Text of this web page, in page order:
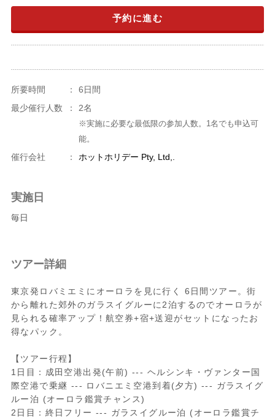
予約に進む
所要時間 ：
6日間
最少催行人数
： 2名
※実施に必要な最低限の参加人数。1名でも申込可
能。
催行会社 ： ホットホリデー Pty, Ltd,.
実施日
毎日
ツアー詳細
東京発ロバミエミにオーロラを見に行く 6日間ツアー。街
から離れた郊外のガラスイグルーに2泊するのでオーロラが
見られる確率アップ！航空券+宿+送迎がセットになったお
得なパック。
【ツアー行程】
1日目：成田空港出発(午前) --- ヘルシンキ・ヴァンター国
際空港で乗継 --- ロバニエミ空港到着(夕方) --- ガラスイグ
ルー泊 (オーロラ鑑賞チャンス)
2日目：終日フリー --- ガラスイグルー泊 (オーロラ鑑賞チ